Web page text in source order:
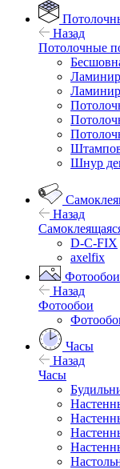
Назад
Потолочные
Шнур
Назад
D-C-FIX
axelfix
Фотообои
Назад
Фотообои
Часы
Назад
Часы